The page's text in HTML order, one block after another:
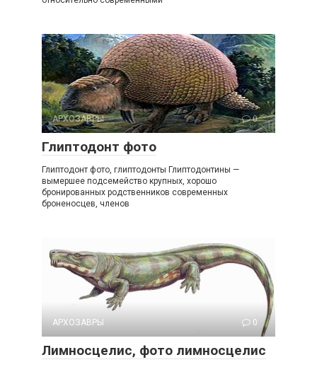
АРХОЗАВРЫ 0
Глиптодонт фото
Глиптодонт фото, глиптодонты Глиптодонтины —
вымершее подсемейство крупных, хорошо
бронированных родственников современных
броненосцев, членов
АРХОЗАВРЫ 0
Лимносцелис, фото лимносцелис